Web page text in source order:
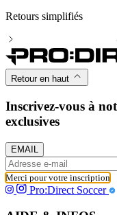
Retours simplifiés
Retour en haut
Inscrivez-vous à
exclusives
EMAIL
Merci pour votre inscription
Pro:Direct Soccer